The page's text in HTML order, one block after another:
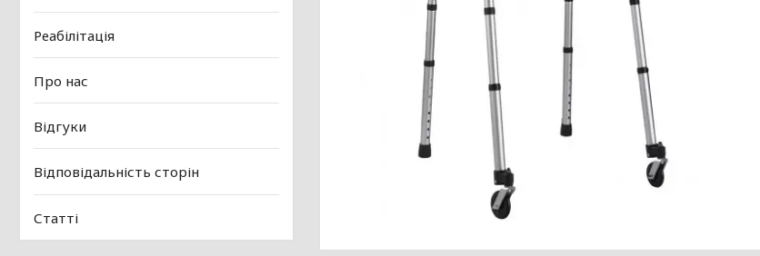
Реабілітація
Про нас
Відгуки
Відповідальність сторін
Статті